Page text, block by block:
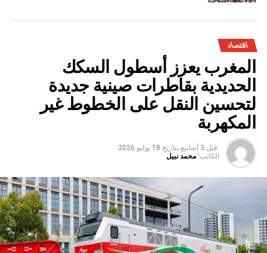
اقتصاد
المغرب يعزز أسطول السكك
الحديدية بقاطرات صينية جديدة
لتحسين النقل على الخطوط غير
المكهربة
قبل 3 أسابيع بتاريخ 18 يوليو 2026
الكاتب: محمد نبيل